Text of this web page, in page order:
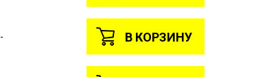
- В КОРЗИНУ